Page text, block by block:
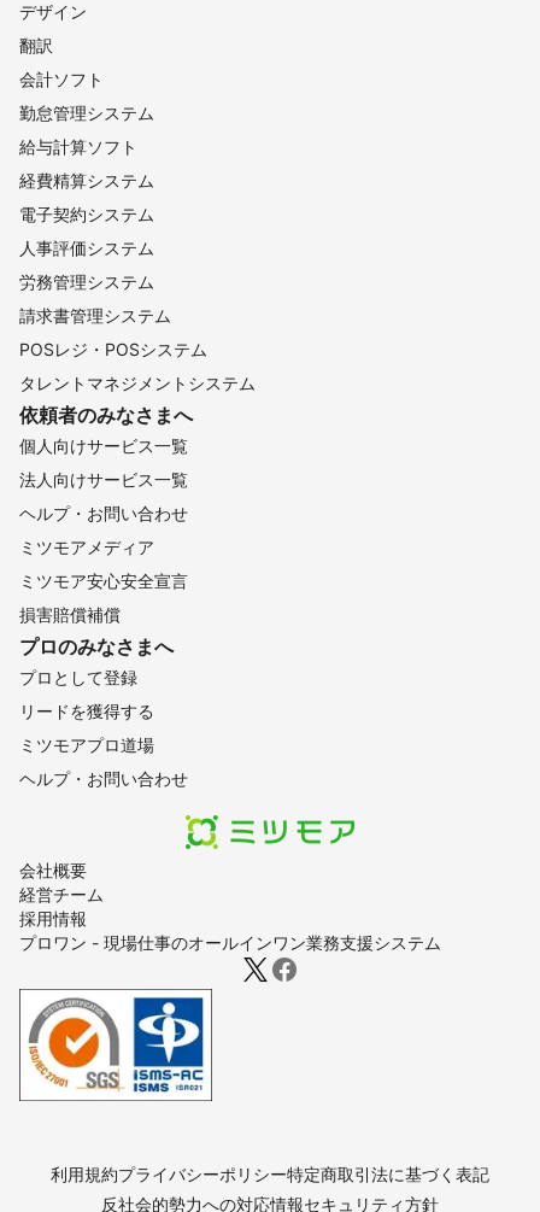
会社概要
経営チーム
採用情報
プロワン - 現場仕事のオールインワン業務支援システム
デザイン
翻訳
会計ソフト
勤怠管理システム
給与計算ソフト
経費精算システム
電子契約システム
人事評価システム
労務管理システム
請求書管理システム
POSレジ・POSシステム
タレントマネジメントシステム
依頼者のみなさまへ
個人向けサービス一覧
法人向けサービス一覧
ヘルプ・お問い合わせ
ミツモアメディア
ミツモア安心安全宣言
損害賠償補償
プロのみなさまへ
プロとして登録
リードを獲得する
ミツモアプロ道場
ヘルプ・お問い合わせ
利用規約プライバシーポリシー特定商取引法に基づく表記
反社会的勢力への対応情報セキュリティ方針